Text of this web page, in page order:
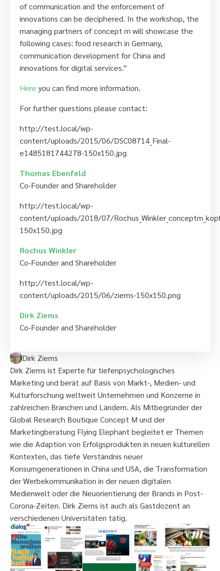
of communication and the enforcement of
innovations can be deciphered. In the workshop, the
managing partners of concept m will showcase the
following cases: food research in Germany,
communication development for China and
innovations for digital services."
Here you can find more information.
For further questions please contact:
http://test.local/wp-
content/uploads/2015/06/DSC08714_Final-
e1485181744278-150x150.jpg
Thomas Ebenfeld
Co-Founder and Shareholder
http://test.local/wp-
content/uploads/2018/07/
150x150.jpg
Rochus Winkler
Co-Founder and Shareholder
http://test.local/wp-
content/uploads/2015/06/ziems-150x150.png
Dirk Ziems
Co-Founder and Shareholder
Dirk Ziems
Dirk Ziems ist Experte für tiefenpsychologisches
Marketing und berät auf Basis von Markt-, Medien- und
Kulturforschung weltweit Unternehmen und Konzerne in
zahlreichen Branchen und Ländern. Als Mitbegründer der
Global Research Boutique Concept M und der
Marketingberatung Flying Elephant begleitet er Themen
wie die Adaption von Erfolgsprodukten in neuen kulturellen
Kontexten, das tiefe Verständnis neuer
Konsumgenerationen in China und USA, die Transformation
der Werbekommunikation in der neuen digitalen
Medienwelt oder die Neuorientierung der Brands in Post-
Corona-Zeiten. Dirk Ziems ist auch als Gastdozent an
verschiedenen Universitäten tätig.